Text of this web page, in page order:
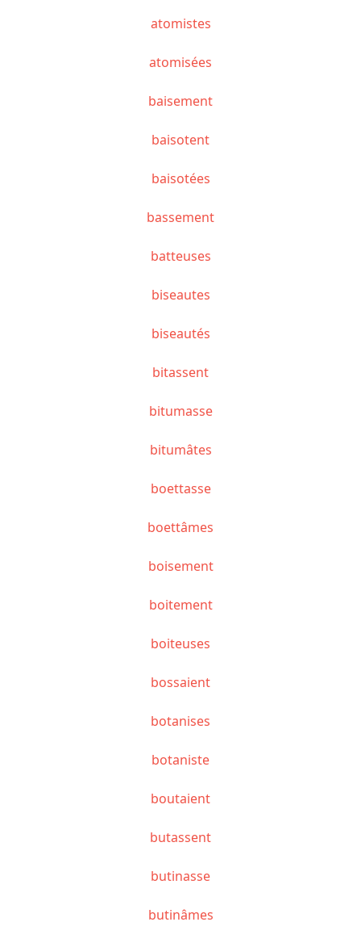
atomistes
atomisées
baisement
baisotent
baisotées
bassement
batteuses
biseautes
biseautés
bitassent
bitumasse
bitumâtes
boettasse
boettâmes
boisement
boitement
boiteuses
bossaient
botanises
botaniste
boutaient
butassent
butinasse
butinâmes